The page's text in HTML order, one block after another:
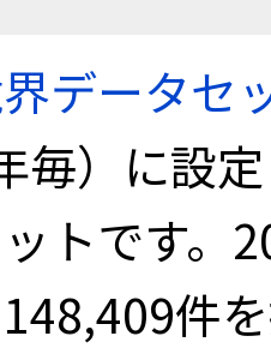
データセ
毎）に設
トです。
件